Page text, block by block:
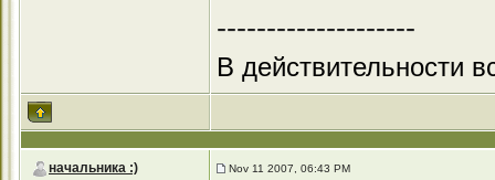
--------------------
В действительности
начальника :) Nov 11 2007, 06:43 PM